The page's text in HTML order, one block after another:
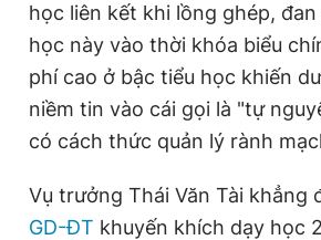
học liên kết khi lồng ghép,
học này vào thời khóa biểu
phí cao ở bậc tiểu học khiến
niềm tin vào cái gọi là "tự
có cách thức quản lý rành
Vụ trưởng Thái Văn Tài khẳng
GD-ĐT khuyến khích dạy học